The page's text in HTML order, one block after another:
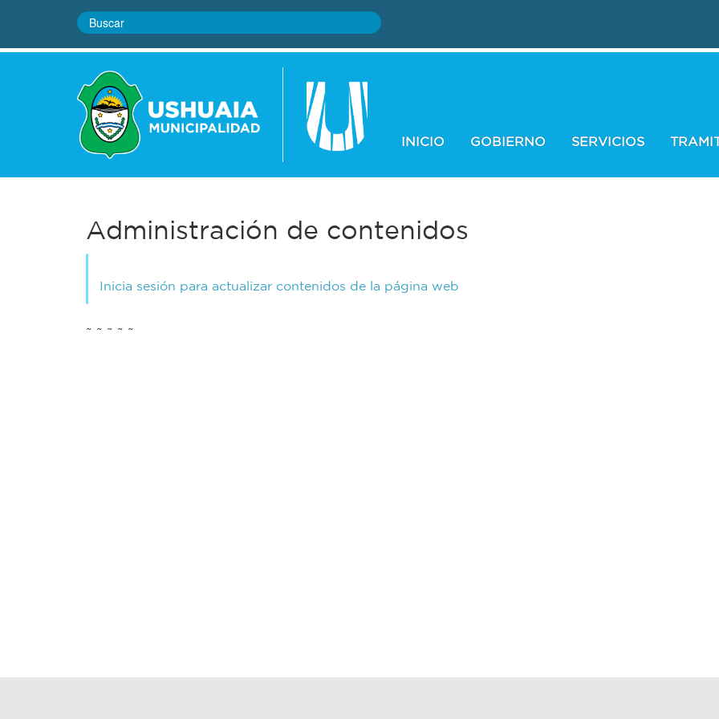
INICIO GOBIERNO SERVICIOS
Administración de contenidos
Inicia sesión para actualizar contenidos de la página web
~ ~ ~ ~ ~